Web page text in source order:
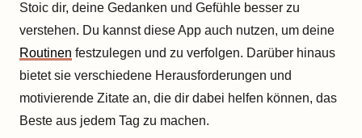
Stoic dir, deine Gedanken und Gefühle besser zu
verstehen. Du kannst diese App auch nutzen, um deine
Routinen festzulegen und zu verfolgen. Darüber hinaus
bietet sie verschiedene Herausforderungen und
motivierende Zitate an, die dir dabei helfen können, das
Beste aus jedem Tag zu machen.